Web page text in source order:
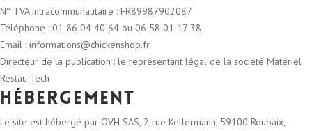
N° TVA intracommunautaire : FR89987902087
Téléphone : 01 86 04 40 64 ou 06 58 01 17 38
Email : informations@chickenshop.fr
Directeur de la publication : le représentant légal de la société Matériel
Restau Tech
Hébergement
Le site est hébergé par OVH SAS, 2 rue Kellermann, 59100 Roubaix,